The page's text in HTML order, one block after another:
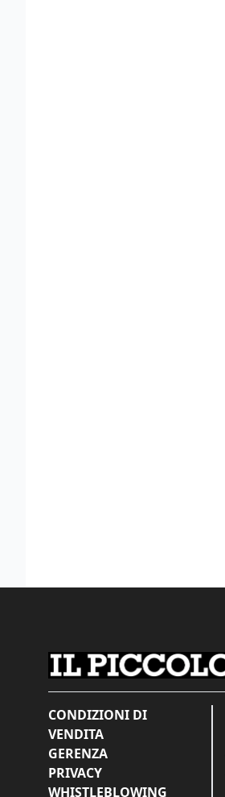
CONDIZIONI DI
VENDITA
GERENZA
PRIVACY
WHISTLEBLOWING